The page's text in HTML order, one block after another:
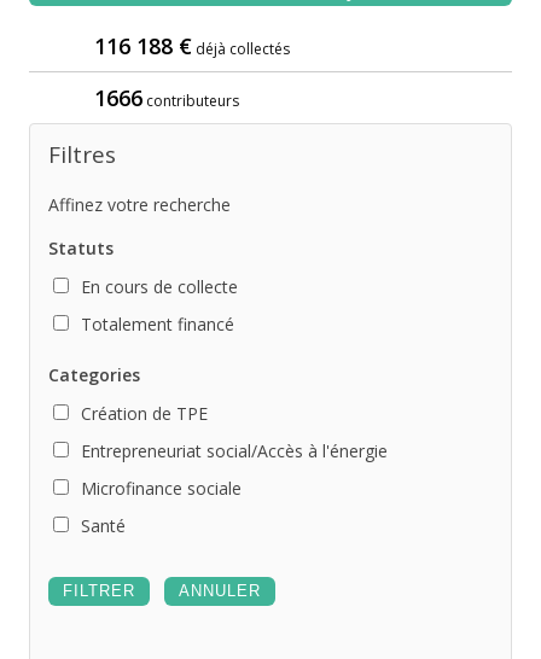
116 188 € déjà collectés
1666 contributeurs
Filtres
Affinez votre recherche
Statuts
En cours de collecte
Totalement financé
Categories
Création de TPE
Entrepreneuriat social/Accès à l'énergie
Microfinance sociale
Santé